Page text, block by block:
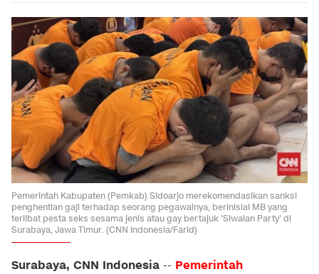
Pemerintah Kabupaten (Pemkab) Sidoarjo merekomendasikan sanksi
penghentian gaji terhadap seorang pegawainya, berinisial MB yang
terlibat pesta seks sesama jenis atau gay bertajuk 'Siwalan Party' di
Surabaya, Jawa Timur. (CNN Indonesia/Farid)
Surabaya, CNN Indonesia -- Pemerintah